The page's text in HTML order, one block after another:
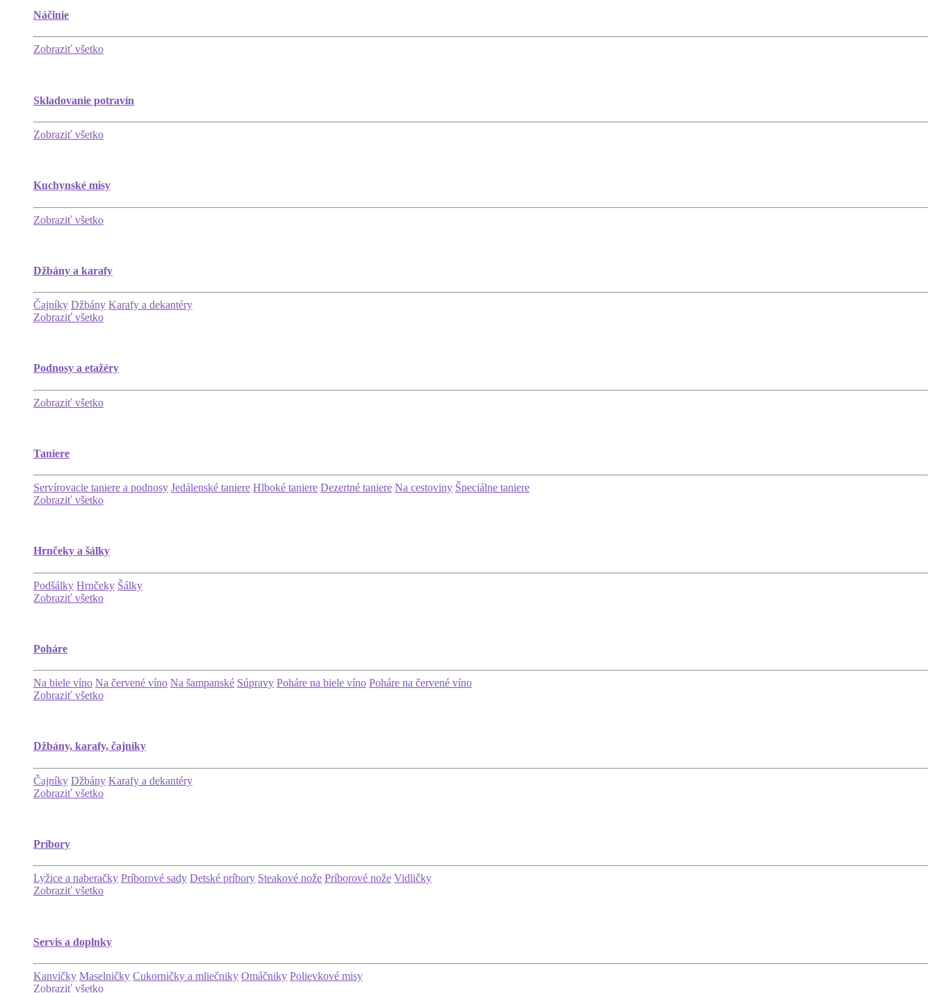
Náčinie
Zobraziť všetko
Skladovanie potravín
Zobraziť všetko
Kuchynské misy
Zobraziť všetko
Džbány a karafy
Čajníky Džbány Karafy a dekantéry
Zobraziť všetko
Podnosy a etažéry
Zobraziť všetko
Taniere
Servírovacie taniere a podnosy Jedálenské taniere Hlboké taniere Dezertné taniere Na cestoviny Špeciálne taniere
Zobraziť všetko
Hrnčeky a šálky
Podšálky Hrnčeky Šálky
Zobraziť všetko
Poháre
Na biele víno Na červené víno Na šampanské Súpravy Poháre na biele víno Poháre na červené víno
Zobraziť všetko
Džbány, karafy, čajníky
Čajníky Džbány Karafy a dekantéry
Zobraziť všetko
Príbory
Lyžice a naberačky Príborové sady Detské príbory Steakové nože Príborové nože Vidličky
Zobraziť všetko
Servis a doplnky
Kanvičky Maselničky Cukorničky a mliečniky Omáčniky Polievkové misy
Zobraziť všetko